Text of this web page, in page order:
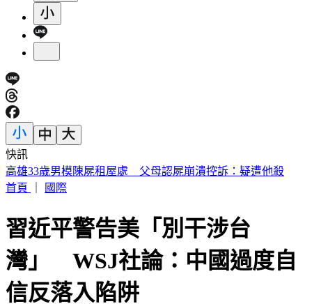
快訊
知名韓系婚紗店爆倒閉跑路 業者發聲了
首頁
國際
習近平警告美「別干涉台
灣」 WSJ社論：中國過度自
信反落入陷阱